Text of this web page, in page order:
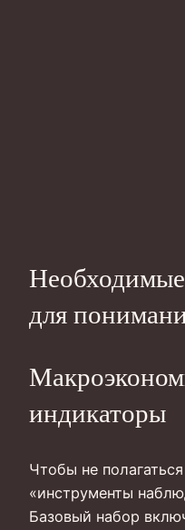
для
индикаторы
Чтобы не
«инструменты
Базовый набор